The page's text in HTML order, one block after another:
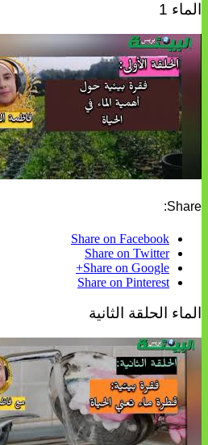
الماء 1
Share:
Share on Facebook
Share on Twitter
Share on Google+
Share on Pinterest
الماء الحلقة الثانية